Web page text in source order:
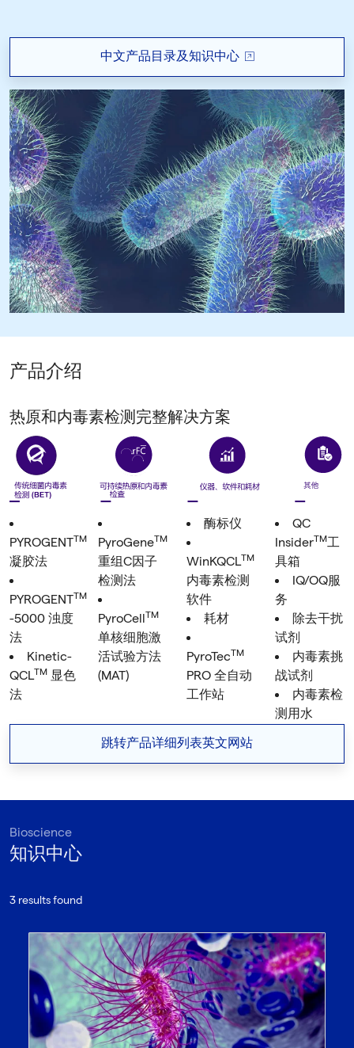
中文产品目录及知识中心
产品介绍
热原和内毒素检测完整解决方案
PYROGENTTM
凝胶法
PYROGENTTM
-5000 浊度
法
Kinetic-
QCLTM 显色
法
PyroGeneTM
重组C因子
检测法
PyroCellTM
单核细胞激
活试验方法
(MAT)
酶标仪
WinKQCLTM
内毒素检测
软件
耗材
PyroTecTM
PRO 全自动
工作站
QC
InsiderTM工
具箱
IQ/OQ服
务
除去干扰
试剂
内毒素挑
战试剂
内毒素检
测用水
跳转产品详细列表英文网站
Bioscience
知识中心
3 results found